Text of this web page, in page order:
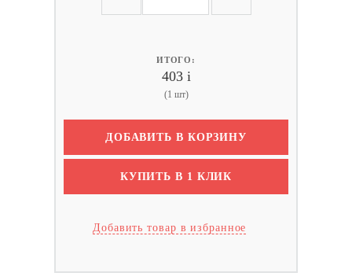
ИТОГО:
403 i
(1 шт)
ДОБАВИТЬ В КОРЗИНУ
КУПИТЬ В 1 КЛИК
Добавить товар в избранное